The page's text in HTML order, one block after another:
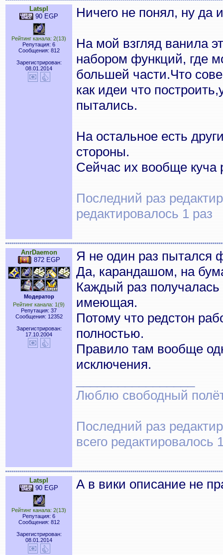
Latspl
90 EGP
Рейтинг канала: 2(13)
Репутация: 6
Сообщения: 812
Зарегистрирован:
08.01.2014
Ничего не понял, ну да
На мой взгляд ванила
набором функций, где
большей части.Что
как идеи что
пытались.
На остальное есть
стороны.
Сейчас их вообще куча
Последний раз
редактировалось 1 раз
AnrDaemon
872 EGP
Модератор
Рейтинг канала: 1(9)
Репутация: 37
Сообщения: 12352
Зарегистрирован:
17.10.2004
Я не один раз пытался
Да, карандашом, на
Каждый раз
имеющая.
Потому что редстон
полностью.
Правило там вообще
исключения.
Люблю свободный
Последний раз
всего редактировалось
Latspl
90 EGP
Рейтинг канала: 2(13)
Репутация: 6
Сообщения: 812
Зарегистрирован:
08.01.2014
А в вики описание не